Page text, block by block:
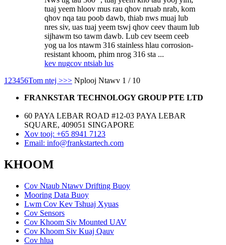
tuaj yeem hloov mus rau qhov nruab nrab, kom
qhov nqa tau poob dawb, thiab nws muaj lub
nres siv, uas tuaj yeem tswj qhov ceev thaum lub
sijhawm tso tawm dawb. Lub cev tseem ceeb
yog ua los ntawm 316 stainless hlau corrosion-
resistant khoom, phim nrog 316 sta ...
kev nugcov ntsiab lus
1 23456Tom ntej >>> Nplooj Ntawv 1 / 10
FRANKSTAR TECHNOLOGY GROUP PTE LTD
60 PAYA LEBAR ROAD #12-03 PAYA LEBAR
SQUARE, 409051 SINGAPORE
Xov tooj: +65 8941 7123
Email: info@frankstartech.com
KHOOM
Cov Ntaub Ntawv Drifting Buoy
Mooring Data Buoy
Lwm Cov Kev Tshuaj Xyuas
Cov Sensors
Cov Khoom Siv Mounted UAV
Cov Khoom Siv Kuaj Qauv
Cov hlua